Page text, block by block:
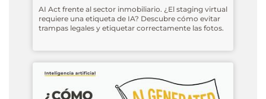
AI Act frente al sector inmobiliario. ¿El staging virtual
requiere una etiqueta de IA? Descubre cómo evitar
trampas legales y etiquetar correctamente las fotos.